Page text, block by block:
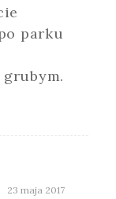
parku
23 maja 2017